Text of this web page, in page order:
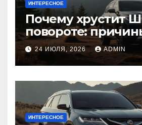
ИНТЕРЕСНОЕ
Почему хрустит
повороте:
диагностика
24 ИЮЛЯ, 2026 ADMIN
ИНТЕРЕСНОЕ